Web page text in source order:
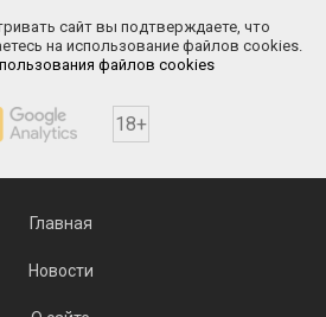
сайт вы подтверждаете, что
на использование файлов cookies.
файлов cookies
18+
Главная
Новости